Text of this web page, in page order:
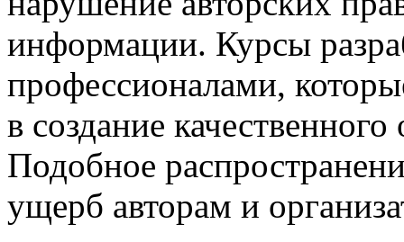
информации. Курсы
профессионалами,
в создание
Подобное
ущерб авторам и